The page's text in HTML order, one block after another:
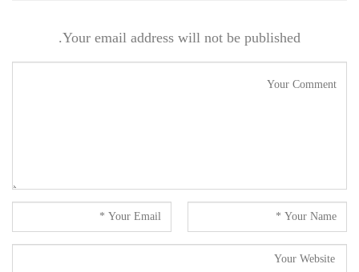
Your email address will not be published.